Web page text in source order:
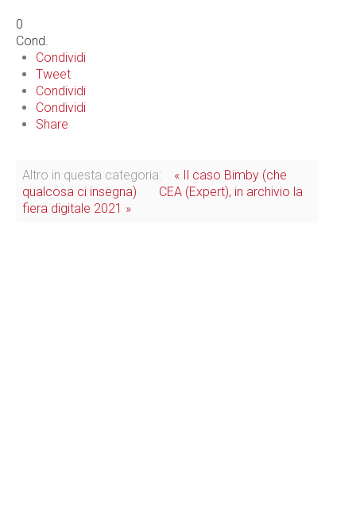
0
Cond.
Condividi
Tweet
Condividi
Condividi
Share
Altro in questa categoria:
« Il caso Bimby (che
qualcosa ci insegna)
CEA (Expert), in archivio la
fiera digitale 2021 »